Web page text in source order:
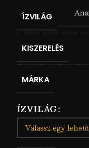
ÍZVILÁG
KISZERELÉS
MÁRKA
ÍZVILÁG